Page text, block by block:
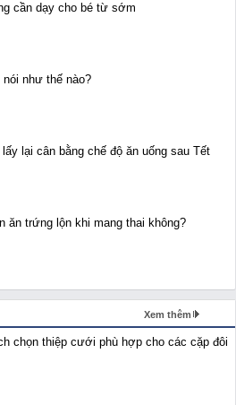
cần dạy cho bé từ sớm
nói như thế nào?
lại cân bằng chế độ ăn uống sau Tết
ăn trứng lộn khi mang thai không?
Xem thêm
chọn thiệp cưới phù hợp cho các cặp đôi